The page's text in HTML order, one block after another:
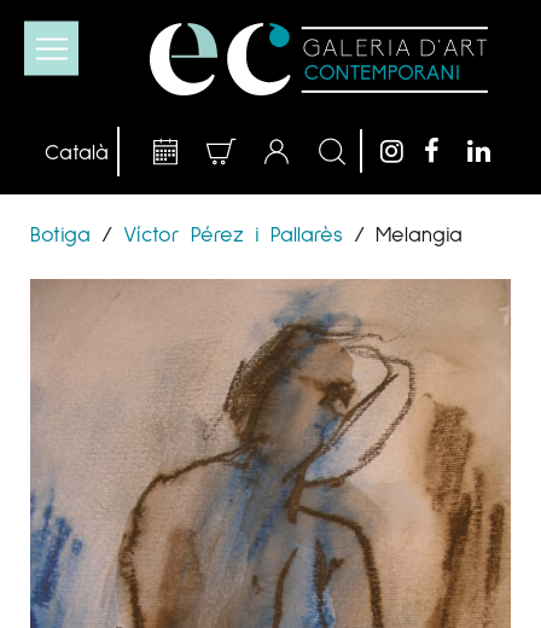
Botiga / Víctor Pérez i Pallarès / Melangia